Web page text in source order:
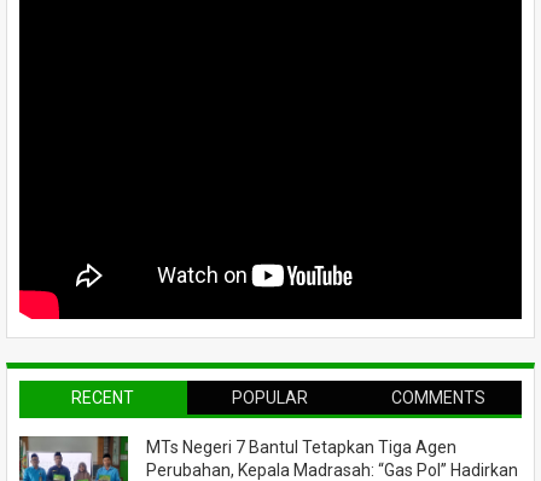
RECENT POPULAR COMMENTS
MTs Negeri 7 Bantul Tetapkan Tiga Agen
Perubahan, Kepala Madrasah: “Gas Pol” Hadirkan